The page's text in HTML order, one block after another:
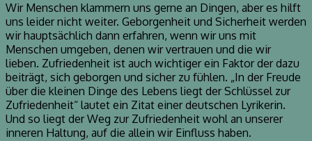
Wir Menschen klammern uns gerne an Dingen, aber es hilft
uns leider nicht weiter. Geborgenheit und Sicherheit werden
wir hauptsächlich dann erfahren, wenn wir uns mit
Menschen umgeben, denen wir vertrauen und die wir
lieben. Zufriedenheit ist auch wichtiger ein Faktor der dazu
beiträgt, sich geborgen und sicher zu fühlen. „In der Freude
über die kleinen Dinge des Lebens liegt der Schlüssel zur
Zufriedenheit“ lautet ein Zitat einer deutschen Lyrikerin.
Und so liegt der Weg zur Zufriedenheit wohl an unserer
inneren Haltung, auf die allein wir Einfluss haben.